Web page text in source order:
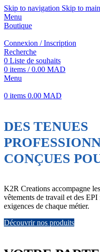
Skip to navigation Skip to
Menu
Boutique
Connexion / Inscription
Recherche
0 Liste de souhaits
0 items / 0.00 MAD
Menu
0 items 0.00 MAD
DES TENUES
CONÇUES
K2R Creations accompagne
vêtements de travail et des
exigences de chaque métier.
Découvrir nos produits